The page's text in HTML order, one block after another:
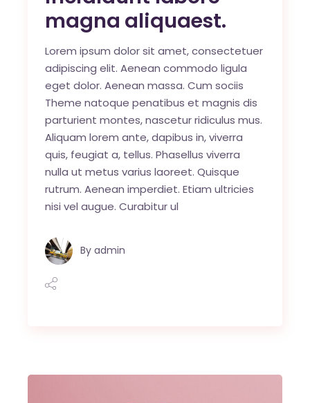
magna aliquaest.
Lorem ipsum dolor sit amet, consectetuer
adipiscing elit. Aenean commodo ligula
eget dolor. Aenean massa. Cum sociis
Theme natoque penatibus et magnis dis
parturient montes, nascetur ridiculus mus.
Aliquam lorem ante, dapibus in, viverra
quis, feugiat a, tellus. Phasellus viverra
nulla ut metus varius laoreet. Quisque
rutrum. Aenean imperdiet. Etiam ultricies
nisi vel augue. Curabitur ul
By admin